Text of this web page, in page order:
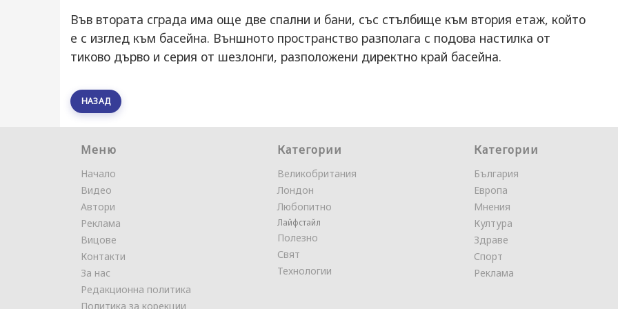
Във втората сграда има още две спални и бани, със стълбище към втория етаж, който
е с изглед към басейна. Външното пространство разполага с подова настилка от
тиково дърво и серия от шезлонги, разположени директно край басейна.
НАЗАД
Меню
Начало
Видео
Автори
Реклама
Вицове
Контакти
За нас
Редакционна политика
Политика за корекции
Категории
Великобритания
Лондон
Любопитно
Лайфстайл
Полезно
Свят
Технологии
Категории
България
Европа
Мнения
Култура
Здраве
Спорт
Реклама